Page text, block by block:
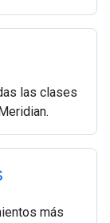
las clases
más